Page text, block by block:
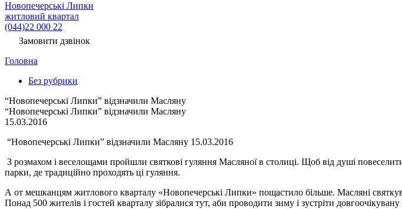
Новопечерські Липки
житловий квартал
(044)22 000 22
Замовити дзвінок
Головна
Без рубрики
“Новопечерські Липки” відзначили Масляну
“Новопечерські Липки” відзначили Масляну
15.03.2016
“Новопечерські Липки” відзначили Масляну 15.03.2016
З розмахом і веселощами пройшли святкові гуляння Масляної в столиці. Щоб від душі
парки, де традиційно проходять ці гуляння.
А от мешканцям житлового кварталу «Новопечерські Липки» пощастило більше. Масляні
Понад 500 жителів і гостей кварталу зібралися тут, аби проводити зиму і зустріти довгоочікувану